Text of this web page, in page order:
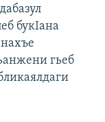
букIана
гьеб